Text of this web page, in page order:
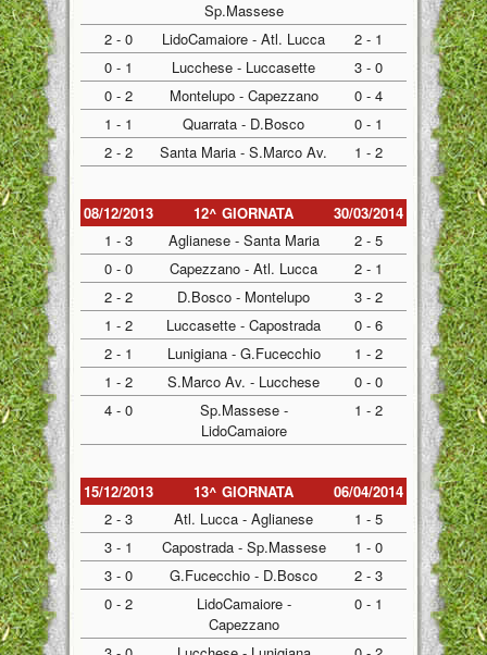
Sp.Massese
2 - 0 LidoCamaiore - Atl. Lucca
2 - 1
0 - 1
Lucchese - Luccasette
3 - 0
0 - 2
Montelupo - Capezzano
0 - 4
1 - 1
Quarrata - D.Bosco
0 - 1
2 - 2
Santa Maria - S.Marco Av. 1 - 2
08/12/2013 12^ GIORNATA
30/03/2014
1 - 3
Aglianese - Santa Maria
2 - 5
0 - 0
Capezzano - Atl. Lucca
2 - 1
2 - 2
D.Bosco - Montelupo
3 - 2
1 - 2
Luccasette - Capostrada
0 - 6
2 - 1
Lunigiana - G.Fucecchio
1 - 2
1 - 2
S.Marco Av. - Lucchese
0 - 0
4 - 0
Sp.Massese -
LidoCamaiore
1 - 2
15/12/2013 13^ GIORNATA
06/04/2014
2 - 3
Atl. Lucca - Aglianese
1 - 5
3 - 1
Capostrada - Sp.Massese
1 - 0
3 - 0
G.Fucecchio - D.Bosco
2 - 3
0 - 2
LidoCamaiore -
Capezzano
0 - 1